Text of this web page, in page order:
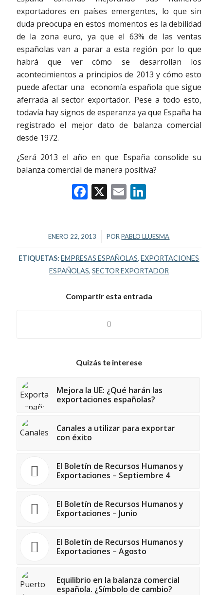
exportadores en países emergentes, lo que sin
duda preocupa en estos momentos es la debilidad
de la zona euro, ya que el 63% de las ventas
españolas van a parar a esta región por lo que
habrá que ver cómo se desarrollan los
acontecimientos a principios de 2013 y cómo esto
puede afectar una economía española que sigue
aferrada al sector exportador. Pese a todo esto,
todavía hay signos de esperanza ya que España ha
registrado el mejor dato de balanza comercial
desde 1972.
¿Será 2013 el año en que España consolide su
balanza comercial de manera positiva?
Facebook
X EmailLinkedIn
ENERO 22, 2013
/ PORPABLO LLUESMA
ETIQUETAS: EMPRESAS ESPAÑOLAS,EXPORTACIONES
ESPAÑOLAS, SECTOR EXPORTADOR
Compartir esta entrada
Quizás te interese
Mejora la UE: ¿Qué harán las
exportaciones españolas?
Canales a utilizar para exportar
con éxito
El Boletín de Recursos Humanos y
Exportaciones – Septiembre 4
El Boletín de Recursos Humanos y
Exportaciones – Junio
El Boletín de Recursos Humanos y
Exportaciones – Agosto
Equilibrio en la balanza comercial
española. ¿Símbolo de cambio?